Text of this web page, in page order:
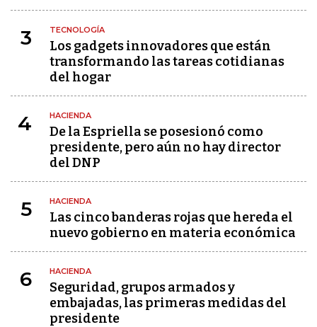
3 TECNOLOGÍA
Los gadgets innovadores que están
transformando las tareas cotidianas
del hogar
4 HACIENDA
De la Espriella se posesionó como
presidente, pero aún no hay director
del DNP
5 HACIENDA
Las cinco banderas rojas que hereda el
nuevo gobierno en materia económica
6 HACIENDA
Seguridad, grupos armados y
embajadas, las primeras medidas del
presidente